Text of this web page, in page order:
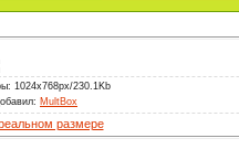
: 1024x768px/230.1Kb
: MultBox
размере